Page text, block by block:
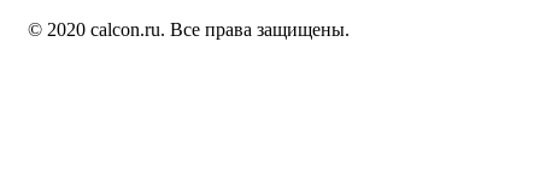
© 2020 calcon.ru. Все права защищены.